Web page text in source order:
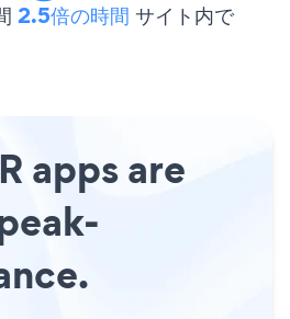
2.5倍の時間 サイト内で
apps are